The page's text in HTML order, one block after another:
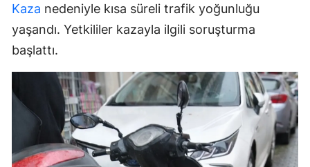
Kaza nedeniyle kısa süreli trafik yoğunluğu
yaşandı. Yetkililer kazayla ilgili soruşturma
başlattı.